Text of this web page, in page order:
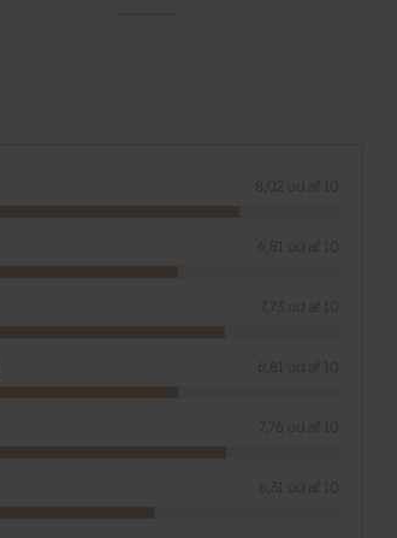
8,02 ud af 10
6,81 ud af 10
7,73 ud af 10
6,81 ud af 10
7,76 ud af 10
6,31 ud af 10